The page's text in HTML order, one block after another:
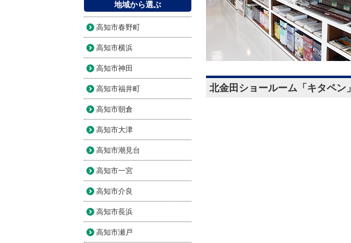
北金田ショールーム「キタペン」
地域から選ぶ
高知市春野町
高知市横浜
高知市神田
高知市福井町
高知市朝倉
高知市大津
高知市潮見台
高知市一宮
高知市介良
高知市長浜
高知市瀬戸